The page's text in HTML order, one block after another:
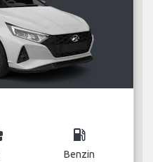
local_gas_station
Benzin